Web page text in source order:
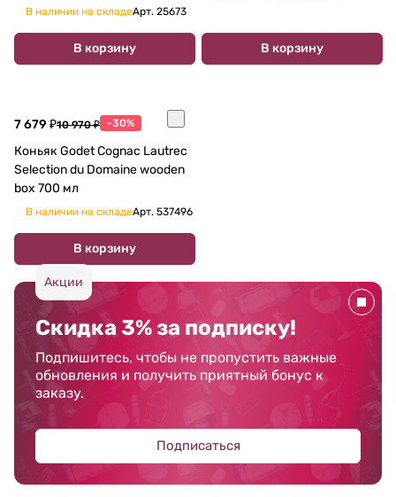
В наличии на складеАрт. 25673
В корзину В корзину
7 679 ₽10 970 ₽ -30%
Коньяк Godet Cognac Lautrec
Selection du Domaine wooden
box 700 мл
В наличии на складеАрт. 537496
В корзину
Акции
Скидка 3% за подписку!
Подпишитесь, чтобы не пропустить важные
обновления и получить приятный бонус к
заказу.
Подписаться